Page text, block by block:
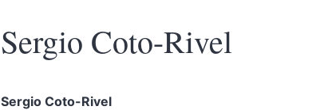
Sergio Coto-Rivel
Sergio Coto-Rivel